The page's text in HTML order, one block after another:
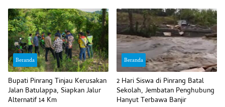
Beranda
Bupati Pinrang Tinjau Kerusakan
Jalan Batulappa, Siapkan Jalur
Alternatif 14 Km
Beranda
2 Hari Siswa di Pinrang Batal
Sekolah, Jembatan Penghubung
Hanyut Terbawa Banjir